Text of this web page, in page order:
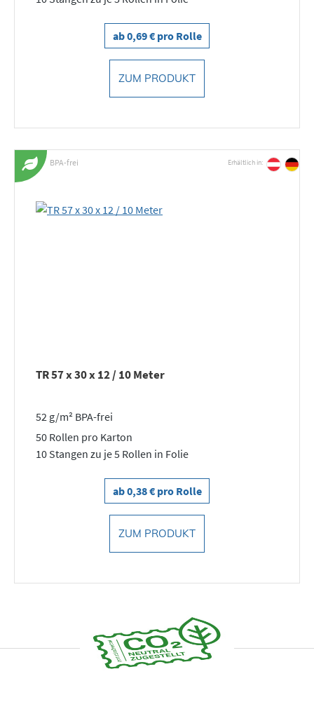
ab 0,69 € pro Rolle
ZUM PRODUKT
BPA-frei Erhältlich in:
TR 57 x 30 x 12 / 10 Meter
52 g/m² BPA-frei
50 Rollen pro Karton
10 Stangen zu je 5 Rollen in Folie
ab 0,38 € pro Rolle
ZUM PRODUKT